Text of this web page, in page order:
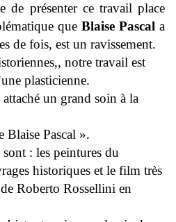
de présenter ce travail place
que Blaise Pascal a
de fois, est un ravissement.
notre travail est
plasticienne.
un grand soin à la
Blaise Pascal ».
: les peintures du
historiques et le film très
Roberto Rossellini en